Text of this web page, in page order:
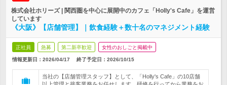
株式会社ホリーズ | 関西圏を中心に展開中のカフェ「Holly's Cafe」を運営
しています
《大阪》【店舗管理】｜飲食経験＋数十名のマネジメント経験
正社員 急募 第二新卒歓迎 女性のおしごと掲載中
情報更新日：2026/04/17 終了予定日： 2026/10/15
当社の【店舗管理スタッフ】として、「Holly's Cafe」の10店舗